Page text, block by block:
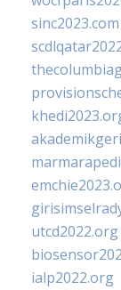
sinc2023.com
utcd2022.org
ialp2022.org